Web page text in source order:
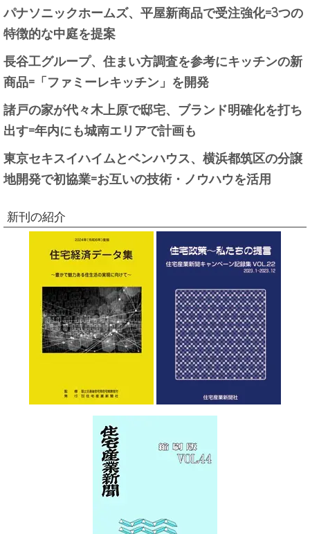
パナソニックホームズ、平屋新商品で受注強化=3つの
特徴的な中庭を提案
長谷工グループ、住まい方調査を参考にキッチンの新
商品=「ファミーレキッチン」を開発
諸戸の家が代々木上原で邸宅、ブランド明確化を打ち
出す=年内にも城南エリアで計画も
東京セキスイハイムとベンハウス、横浜都筑区の分譲
地開発で初協業=お互いの技術・ノウハウを活用
新刊の紹介